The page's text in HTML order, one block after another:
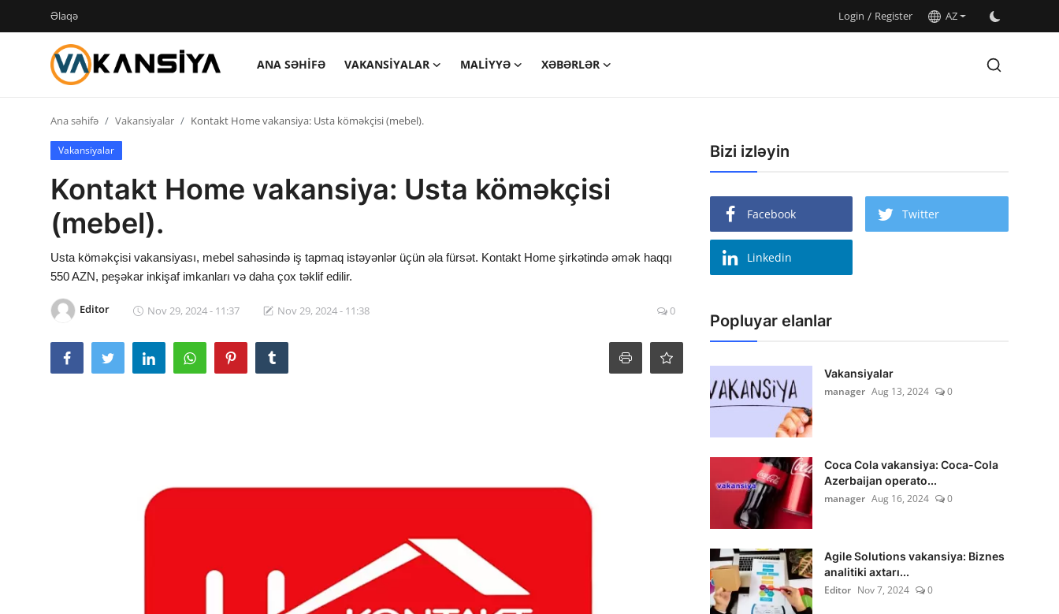
Əlaqə Login / Register AZ
ANA SƏHIFƏ VAKANSIYALAR MALIYYƏ
XƏBƏRLƏR
Login
Maliyyə
Xəbərlər
AZ
Ana səhifə Vakansiyalar Kontakt Home vakansiya: Usta köməkçisi (mebel).
Vakansiyalar
Kontakt Home vakansiya: Usta köməkçisi
(mebel).
Usta köməkçisi vakansiyası, mebel sahəsində iş tapmaq istəyənlər üçün əla fürsət. Kontakt Home şirkətində əmək haqqı
550 AZN, peşəkar inkişaf imkanları və daha çox təklif edilir.
Editor Nov 29, 2024 - 11:37 Nov 29, 2024 - 11:38 0
Bizi izləyin
Facebook Twitter
Linkedin
Popluyar elanlar
Vakansiyalar
manager Aug 13, 2024 0
Coca Cola vakansiya: Coca-Cola
Azerbaijan operato...
manager Aug 16, 2024 0
Agile Solutions vakansiya: Biznes
analitiki axtarı...
Editor Nov 7, 2024 0